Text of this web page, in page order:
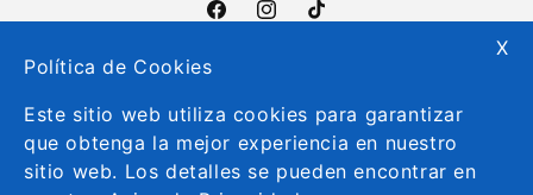
Política de Cookies
Este sitio web utiliza cookies para garantizar
que obtenga la mejor experiencia en nuestro
sitio web. Los detalles se pueden encontrar en
X
FacebookInstagram
TikTok
Formas
pago
© 2026Más Visión México